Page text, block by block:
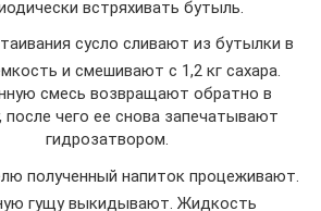
встряхивать бутыль.
сусло сливают из бутылки в
и смешивают с 1,2 кг сахара.
смесь возвращают обратно в
после чего ее снова запечатывают
гидрозатвором.
полученный напиток процеживают.
гущу выкидывают. Жидкость